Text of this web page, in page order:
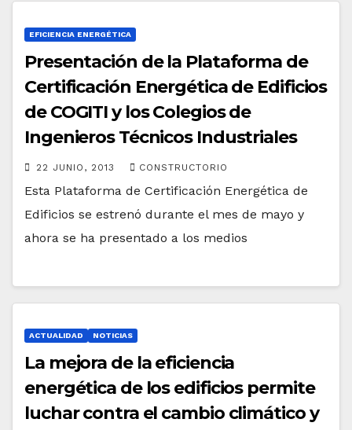
EFICIENCIA ENERGÉTICA
Presentación de la Plataforma de
Certificación Energética de Edificios
de COGITI y los Colegios de
Ingenieros Técnicos Industriales
22 JUNIO, 2013 CONSTRUCTORIO
Esta Plataforma de Certificación Energética de
Edificios se estrenó durante el mes de mayo y
ahora se ha presentado a los medios
ACTUALIDAD NOTICIAS
La mejora de la eficiencia
energética de los edificios permite
luchar contra el cambio climático y